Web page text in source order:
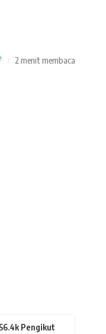
2 menit membaca
Pengikut